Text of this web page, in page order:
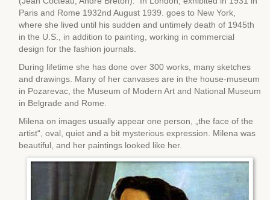
Paris and Rome 1932nd August 1939. goes to New York,
where she lived until his sudden and untimely death of 1945th
in the U.S., in addition to painting, working in commercial
design for the fashion journals.
During lifetime she has done over 300 works, many sketches
and drawings. Many of her canvases are in the house-museum
in Pozarevac, the Museum of Modern Art and National Museum
in Belgrade and Rome.
Milena on images usually appear one person, „the face of the
artist“, oval, quiet and a bit mysterious expression. Milena was
beautiful, and her paintings looked like her.